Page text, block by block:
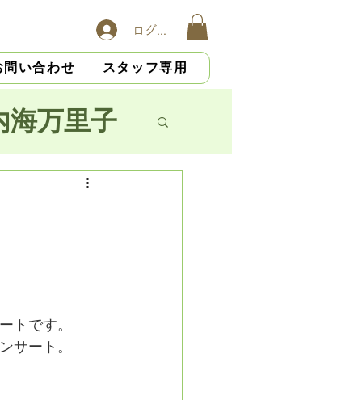
ログイン
問い合わせ スタッフ専用
海万里子
杉光恵
トです。
サート。